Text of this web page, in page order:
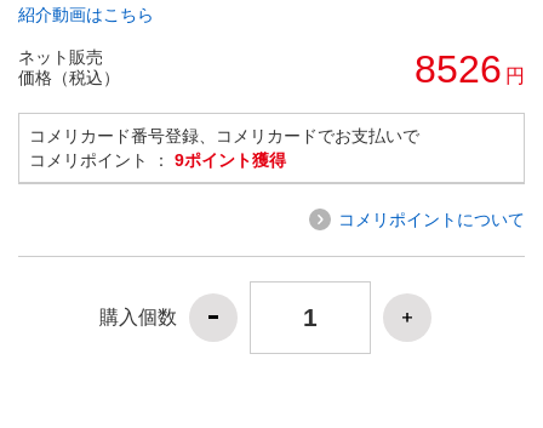
紹介動画はこちら
ネット販売
価格（税込）
8526 円
コメリカード番号登録、コメリカードでお支払いで
コメリポイント ： 9ポイント獲得
コメリポイントについて
購入個数